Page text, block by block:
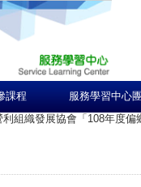
課程 服務學習中心
利組織發展協會「108年度